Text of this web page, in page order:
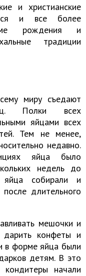
и христианские
и все более
рождения и
традиции
миру съедают
Полки всех
яйцами всех
Тем не менее,
недавно.
яйца было
недель до
собирали и
длительного
мешочки и
конфеты и
в форме яйца были
детям. В это
начали